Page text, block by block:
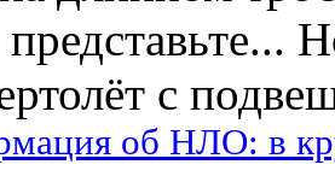
с
об НЛО: в